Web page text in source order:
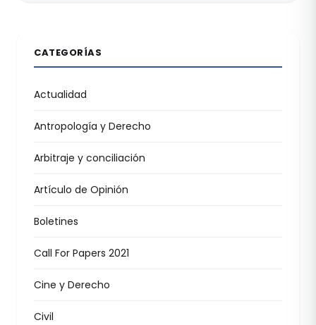
CATEGORÍAS
Actualidad
Antropología y Derecho
Arbitraje y conciliación
Artículo de Opinión
Boletines
Call For Papers 2021
Cine y Derecho
Civil